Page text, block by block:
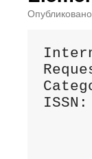
Опубликовано